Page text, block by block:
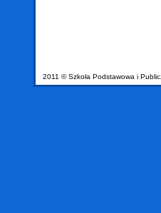
2011 © Szkoła Podstawowa i